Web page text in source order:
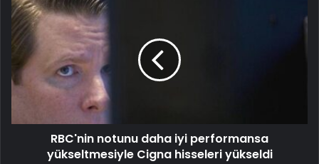
RBC'nin notunu daha iyi performansa
yükseltmesiyle Cigna hisseleri yükseldi